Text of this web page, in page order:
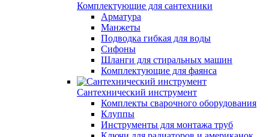
Комплектующие для сантехники
Арматура
Манжеты
Подводка гибкая для воды
Сифоны
Шланги для стиральных машин
Комплектующие для фаянса
Сантехнический инструмент
Комплекты сварочного оборудования
Клуппы
Инструменты для монтажа труб